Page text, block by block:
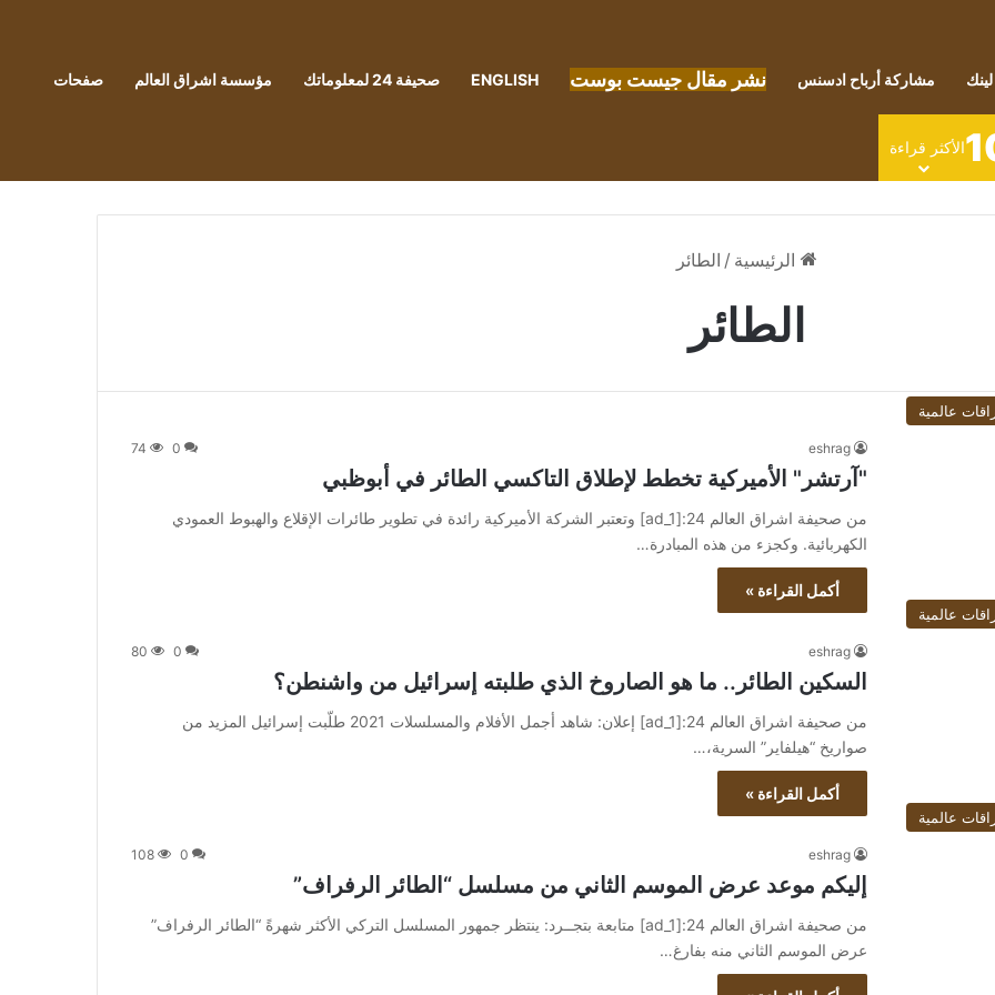
مشاركة أرباح ادسنس نشر مقال جيست بوست ENGLISH صحيفة 24 لمعلوماتك مؤسسة اشراق العالم صفحات
الأكثر قراءة
الرئيسية / الطائر
الطائر
عالمية
eshrag
0
74
"آرتشر" الأميركية تخطط لإطلاق التاكسي الطائر في أبوظبي
من صحيفة اشراق العالم 24:[ad_1] وتعتبر الشركة الأميركية رائدة في تطوير طائرات الإقلاع والهبوط العمودي
الكهربائية. وكجزء من هذه المبادرة…
أكمل القراءة »
عالمية
eshrag
0
80
السكين الطائر.. ما هو الصاروخ الذي طلبته إسرائيل من واشنطن؟
من صحيفة اشراق العالم 24:[ad_1] إعلان: شاهد أجمل الأفلام والمسلسلات 2021 طلّبت إسرائيل المزيد من
صواريخ “هيلفاير” السرية،…
أكمل القراءة »
عالمية
eshrag
0
108
إليكم موعد عرض الموسم الثاني من مسلسل “الطائر الرفراف”
من صحيفة اشراق العالم 24:[ad_1] متابعة بتجــرد: ينتظر جمهور المسلسل التركي الأكثر شهرةً “الطائر الرفراف”
عرض الموسم الثاني منه بفارغ…